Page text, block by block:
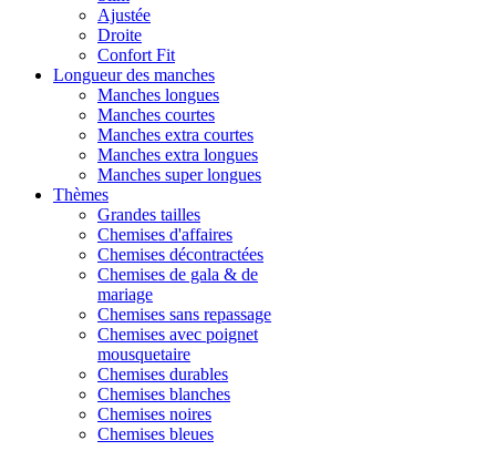
Ajustée
Droite
Confort Fit
Longueur des manches
Manches longues
Manches courtes
Manches extra courtes
Manches extra longues
Manches super longues
Thèmes
Grandes tailles
Chemises d'affaires
Chemises décontractées
Chemises de gala & de
mariage
Chemises sans repassage
Chemises avec poignet
mousquetaire
Chemises durables
Chemises blanches
Chemises noires
Chemises bleues